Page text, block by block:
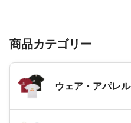
商品カテゴリー
ウェア・アパレル